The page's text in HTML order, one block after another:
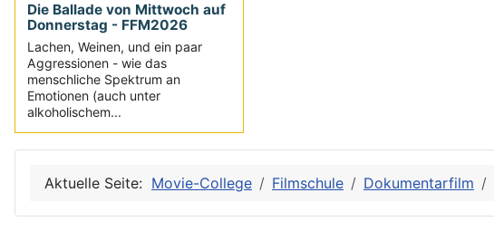
Die Ballade von Mittwoch auf
Donnerstag - FFM2026
Lachen, Weinen, und ein paar
Aggressionen - wie das
menschliche Spektrum an
Emotionen (auch unter
alkoholischem...
Aktuelle Seite: Movie-College Filmschule Dokumentarfilm